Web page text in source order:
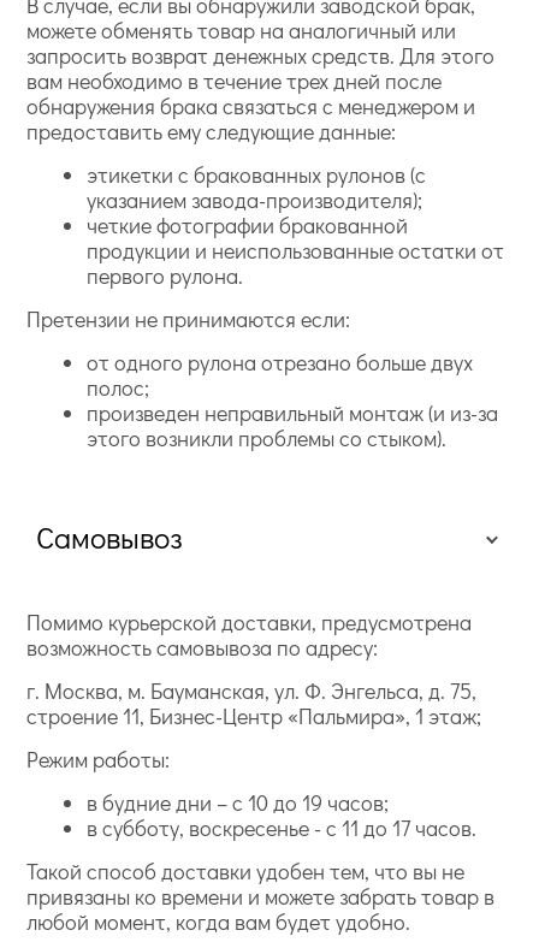
можете обменять товар на аналогичный или
запросить возврат денежных средств. Для этого
вам необходимо в течение трех дней после
обнаружения брака связаться с менеджером и
предоставить ему следующие данные:
этикетки с бракованных рулонов (с
указанием завода-производителя);
четкие фотографии бракованной
продукции и неиспользованные остатки от
первого рулона.
Претензии не принимаются если:
от одного рулона отрезано больше двух
полос;
произведен неправильный монтаж (и из-за
этого возникли проблемы со стыком).
Самовывоз
Помимо курьерской доставки, предусмотрена
возможность самовывоза по адресу:
г. Москва, м. Бауманская, ул. Ф. Энгельса, д. 75,
строение 11, Бизнес-Центр «Пальмира», 1 этаж;
Режим работы:
в будние дни – с 10 до 19 часов;
в субботу, воскресенье - с 11 до 17 часов.
Такой способ доставки удобен тем, что вы не
привязаны ко времени и можете забрать товар в
любой момент, когда вам будет удобно.